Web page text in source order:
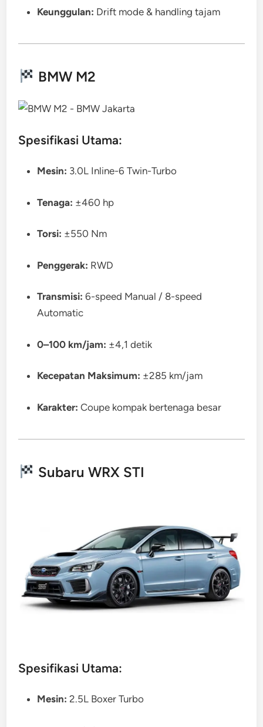
Keunggulan: Drift mode & handling tajam
BMW M2
Spesifikasi Utama:
Mesin: 3.0L Inline-6 Twin-Turbo
Tenaga: ±460 hp
Torsi: ±550 Nm
Penggerak: RWD
Transmisi: 6-speed Manual / 8-speed
Automatic
0–100 km/jam: ±4,1 detik
Kecepatan Maksimum: ±285 km/jam
Karakter: Coupe kompak bertenaga besar
Subaru WRX STI
Spesifikasi Utama:
Mesin: 2.5L Boxer Turbo